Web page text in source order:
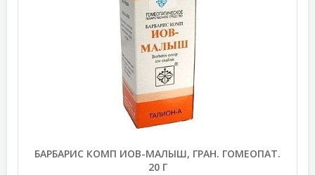
БАРБАРИС КОМП ИОВ-МАЛЫШ, ГРАН. ГОМЕОПАТ.
20 Г